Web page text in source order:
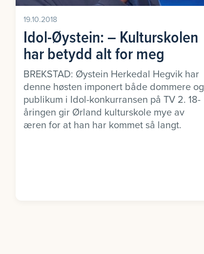
19.10.2018
Idol-Øystein: – Kulturskolen
har betydd alt for meg
BREKSTAD: Øystein Herkedal Hegvik har
denne høsten imponert både dommere og
publikum i Idol-konkurransen på TV 2. 18-
åringen gir Ørland kulturskole mye av
æren for at han har kommet så langt.